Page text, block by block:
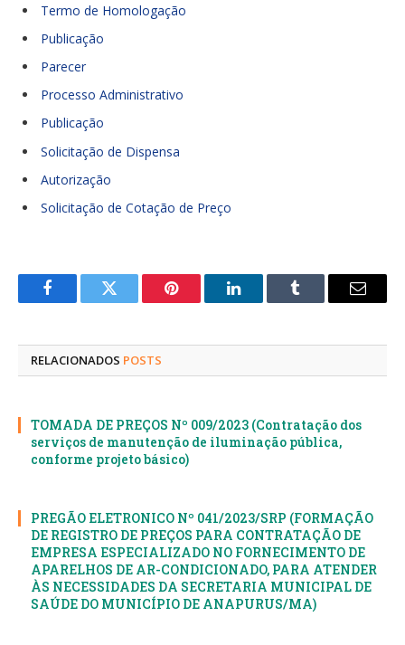
Termo de Homologação
Publicação
Parecer
Processo Administrativo
Publicação
Solicitação de Dispensa
Autorização
Solicitação de Cotação de Preço
FacebookTwitter Pinterest LinkedInTumblr
E-
RELACIONADOS POSTS
TOMADA DE PREÇOS Nº 009/2023 (Contratação dos
serviços de manutenção de iluminação pública,
conforme projeto básico)
PREGÃO ELETRONICO Nº 041/2023/SRP (FORMAÇÃO
DE REGISTRO DE PREÇOS PARA CONTRATAÇÃO DE
EMPRESA ESPECIALIZADO NO FORNECIMENTO DE
APARELHOS DE AR-CONDICIONADO, PARA ATENDER
ÀS NECESSIDADES DA SECRETARIA MUNICIPAL DE
SAÚDE DO MUNICÍPIO DE ANAPURUS/MA)